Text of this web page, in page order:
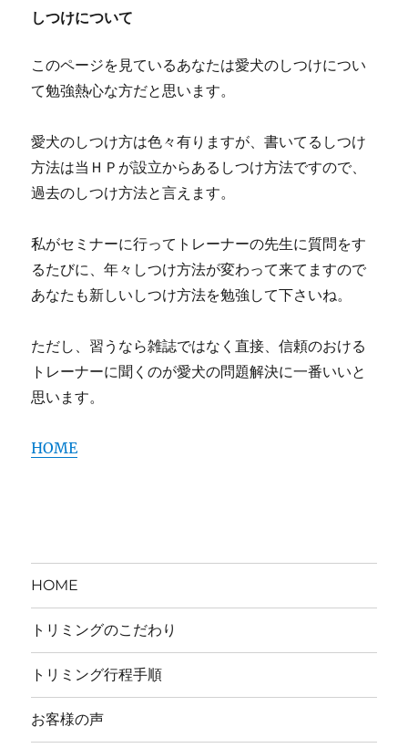
しつけについて
このページを見ているあなたは愛犬のしつけについ
て勉強熱心な方だと思います。
愛犬のしつけ方は色々有りますが、書いてるしつけ
方法は当ＨＰが設立からあるしつけ方法ですので、
過去のしつけ方法と言えます。
私がセミナーに行ってトレーナーの先生に質問をす
るたびに、年々しつけ方法が変わって来てますので
あなたも新しいしつけ方法を勉強して下さいね。
ただし、習うなら雑誌ではなく直接、信頼のおける
トレーナーに聞くのが愛犬の問題解決に一番いいと
思います。
HOME
HOME
トリミングのこだわり
トリミング行程手順
お客様の声